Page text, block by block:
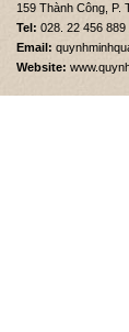
159 Thành Công, P.
Tel: 028. 22 456 889
Email:
Website: